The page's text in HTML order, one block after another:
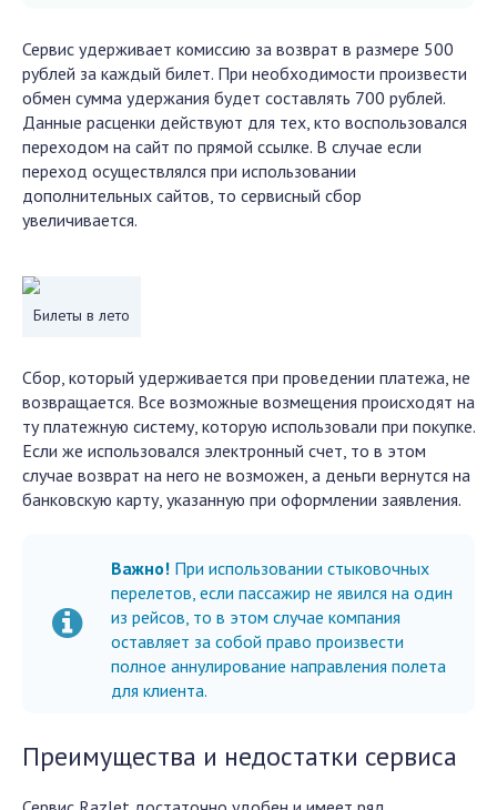
Сервис удерживает комиссию за возврат в размере 500
рублей за каждый билет. При необходимости произвести
обмен сумма удержания будет составлять 700 рублей.
Данные расценки действуют для тех, кто воспользовался
переходом на сайт по прямой ссылке. В случае если
переход осуществлялся при использовании
дополнительных сайтов, то сервисный сбор
увеличивается.
Билеты в лето
Сбор, который удерживается при проведении платежа, не
возвращается. Все возможные возмещения происходят на
ту платежную систему, которую использовали при покупке.
Если же использовался электронный счет, то в этом
случае возврат на него не возможен, а деньги вернутся на
банковскую карту, указанную при оформлении заявления.
Важно! При использовании стыковочных
перелетов, если пассажир не явился на один
из рейсов, то в этом случае компания
оставляет за собой право произвести
полное аннулирование направления полета
для клиента.
Преимущества и недостатки сервиса